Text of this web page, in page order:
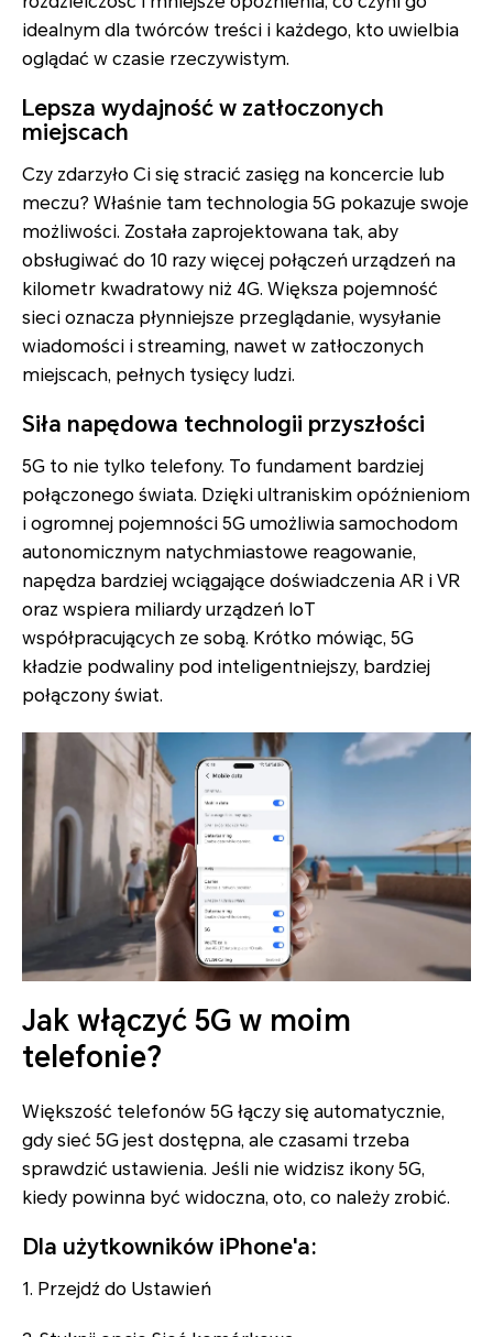
idealnym dla twórców treści i każdego, kto uwielbia
oglądać w czasie rzeczywistym.
Lepsza wydajność w zatłoczonych
miejscach
Czy zdarzyło Ci się stracić zasięg na koncercie lub
meczu? Właśnie tam technologia 5G pokazuje swoje
możliwości. Została zaprojektowana tak, aby
obsługiwać do 10 razy więcej połączeń urządzeń na
kilometr kwadratowy niż 4G. Większa pojemność
sieci oznacza płynniejsze przeglądanie, wysyłanie
wiadomości i streaming, nawet w zatłoczonych
miejscach, pełnych tysięcy ludzi.
Siła napędowa technologii przyszłości
5G to nie tylko telefony. To fundament bardziej
połączonego świata. Dzięki ultraniskim opóźnieniom
i ogromnej pojemności 5G umożliwia samochodom
autonomicznym natychmiastowe reagowanie,
napędza bardziej wciągające doświadczenia AR i VR
oraz wspiera miliardy urządzeń IoT
współpracujących ze sobą. Krótko mówiąc, 5G
kładzie podwaliny pod inteligentniejszy, bardziej
połączony świat.
Jak włączyć 5G w moim
telefonie?
Większość telefonów 5G łączy się automatycznie,
gdy sieć 5G jest dostępna, ale czasami trzeba
sprawdzić ustawienia. Jeśli nie widzisz ikony 5G,
kiedy powinna być widoczna, oto, co należy zrobić.
Dla użytkowników iPhone'a:
1. Przejdź do Ustawień